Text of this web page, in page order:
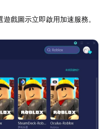
戲圖示立即啟用加速服務。